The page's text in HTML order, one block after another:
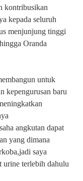
kontribusikan
kepada seluruh
menjunjung tinggi
Oranda
untuk
kepengurusan baru
angkutan dapat
yang dimana
saya
urine terlebih dahulu